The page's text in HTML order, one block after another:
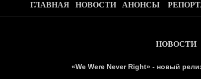
ГЛАВНАЯ НОВОСТИ АНОНСЫ
НОВОСТИ
«We Were Never Right» - новый